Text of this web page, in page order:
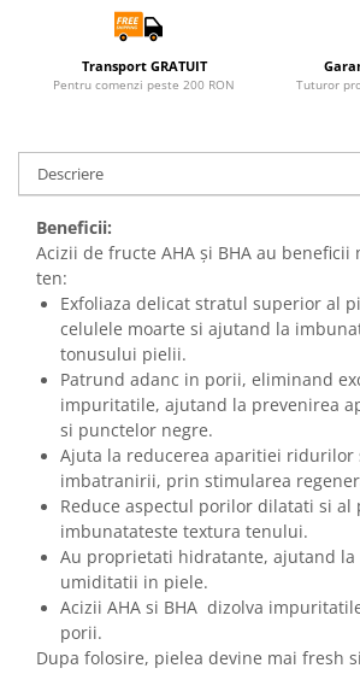
Transport GRATUIT
Pentru comenzi peste 200 RON Tuturor
Descriere
Beneficii:
Acizii de fructe AHA și BHA au
ten:
Exfoliaza delicat stratul superior al
celulele moarte si ajutand la
tonusului pielii.
Patrund adanc in porii, eliminand
impuritatile, ajutand la prevenirea
si punctelor negre.
Ajuta la reducerea aparitiei ridurilor
imbatranirii, prin stimularea
Reduce aspectul porilor dilatati si al
imbunatateste textura tenului.
Au proprietati hidratante, ajutand la
umiditatii in piele.
Acizii AHA si BHA dizolva
porii.
Dupa folosire, pielea devine mai fresh